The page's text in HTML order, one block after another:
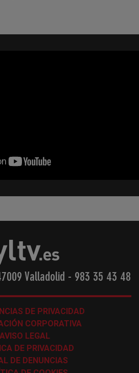
Valladolid - 983 35 43 48
DE PRIVACIDAD
CORPORATIVA
AVISO LEGAL
DE PRIVACIDAD
DE DENUNCIAS